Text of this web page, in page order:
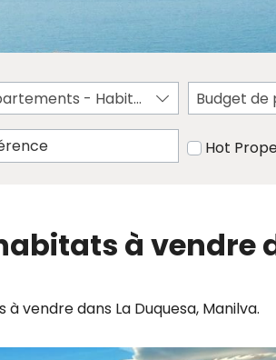
Appartements - Habitats Budget de
Hot
à vendre
vendre dans La Duquesa, Manilva.